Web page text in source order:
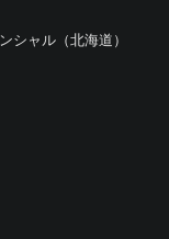
シャル（北海道）